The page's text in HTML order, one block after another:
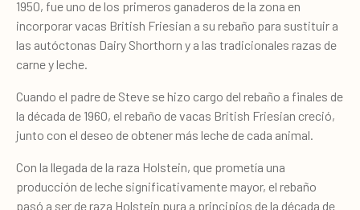
1950, fue uno de los primeros ganaderos de la zona en
incorporar vacas British Friesian a su rebaño para sustituir a
las autóctonas Dairy Shorthorn y a las tradicionales razas de
carne y leche.
Cuando el padre de Steve se hizo cargo del rebaño a finales de
la década de 1960, el rebaño de vacas British Friesian creció,
junto con el deseo de obtener más leche de cada animal.
Con la llegada de la raza Holstein, que prometía una
producción de leche significativamente mayor, el rebaño
pasó a ser de raza Holstein pura a principios de la década de